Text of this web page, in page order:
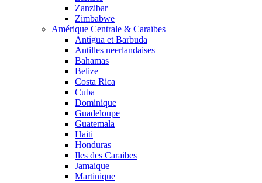
Zanzibar
Zimbabwe
Amérique Centrale & Caraïbes
Antigua et Barbuda
Antilles neerlandaises
Bahamas
Belize
Costa Rica
Cuba
Dominique
Guadeloupe
Guatemala
Haiti
Honduras
Iles des Caraibes
Jamaique
Martinique